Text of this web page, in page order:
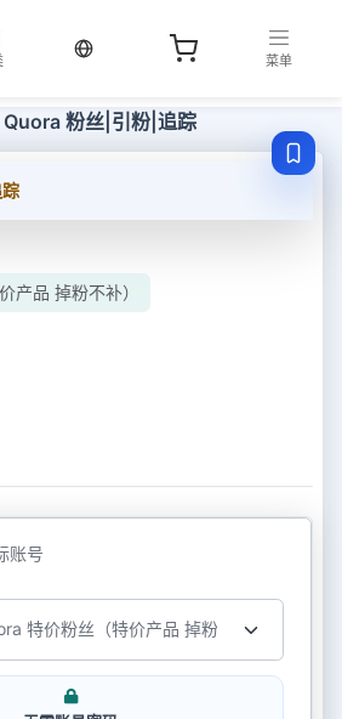
当前语言：中文
菜单
Quora 粉丝|引粉|追踪
产品 掉粉不补）
账号